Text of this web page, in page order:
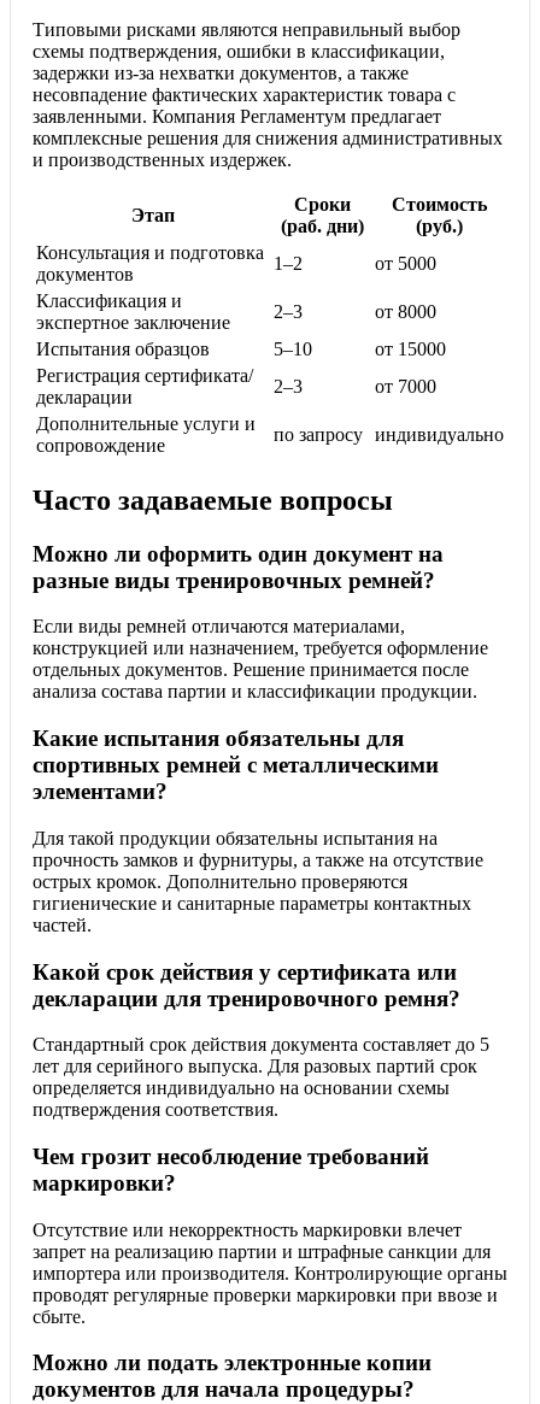
Типовыми рисками являются неправильный выбор
схемы подтверждения, ошибки в классификации,
задержки из-за нехватки документов, а также
несовпадение фактических характеристик товара с
заявленными. Компания Регламентум предлагает
комплексные решения для снижения административных
и производственных издержек.
Этап
Сроки
(раб. дни)
Стоимость
(руб.)
Консультация и подготовка
документов
1–2
от 5000
Классификация и
экспертное заключение
2–3
от 8000
Испытания образцов
5–10
от 15000
Регистрация сертификата/
декларации
2–3
от 7000
Дополнительные услуги и
сопровождение
по запросу индивидуально
Часто задаваемые вопросы
Можно ли оформить один документ на
разные виды тренировочных ремней?
Если виды ремней отличаются материалами,
конструкцией или назначением, требуется оформление
отдельных документов. Решение принимается после
анализа состава партии и классификации продукции.
Какие испытания обязательны для
спортивных ремней с металлическими
элементами?
Для такой продукции обязательны испытания на
прочность замков и фурнитуры, а также на отсутствие
острых кромок. Дополнительно проверяются
гигиенические и санитарные параметры контактных
частей.
Какой срок действия у сертификата или
декларации для тренировочного ремня?
Стандартный срок действия документа составляет до 5
лет для серийного выпуска. Для разовых партий срок
определяется индивидуально на основании схемы
подтверждения соответствия.
Чем грозит несоблюдение требований
маркировки?
Отсутствие или некорректность маркировки влечет
запрет на реализацию партии и штрафные санкции для
импортера или производителя. Контролирующие органы
проводят регулярные проверки маркировки при ввозе и
сбыте.
Можно ли подать электронные копии
документов для начала процедуры?